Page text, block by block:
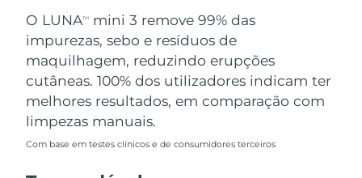
O LUNATM
mini 3 remove 99% das
impurezas, sebo e resíduos de
maquilhagem, reduzindo erupções
cutâneas. 100% dos utilizadores indicam ter
melhores resultados, em comparação com
limpezas manuais.
Com base em testes clínicos e de consumidores terceiros
Catar Entrega prevista
Reunião Entrega prevista
Romênia Entrega prevista
Rússia
Arábia Saudita